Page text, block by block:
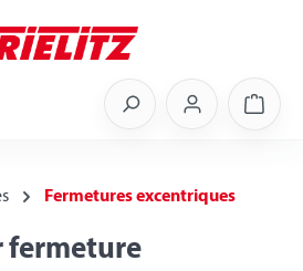
Fermetures excentriques
fermeture